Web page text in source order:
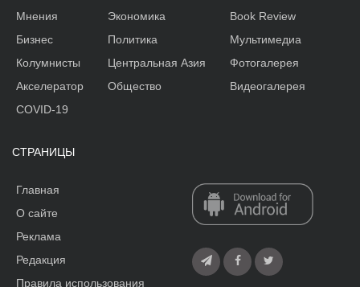
Мнения
Бизнес
Колумнисты
Акселератор
Экономика
Политика
Центральная Азия
Общество
Book Review
Мультимедиа
Фотогалерея
Видеогалерея
COVID-19
СТРАНИЦЫ
Главная
О сайте
Реклама
Редакция
Правила использования